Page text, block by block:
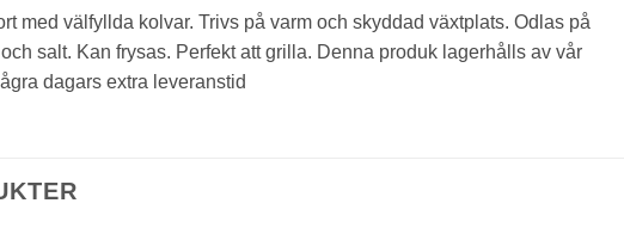
med välfyllda kolvar. Trivs på varm och skyddad växtplats. Odlas på
salt. Kan frysas. Perfekt att grilla. Denna produk lagerhålls av vår
dagars extra leveranstid